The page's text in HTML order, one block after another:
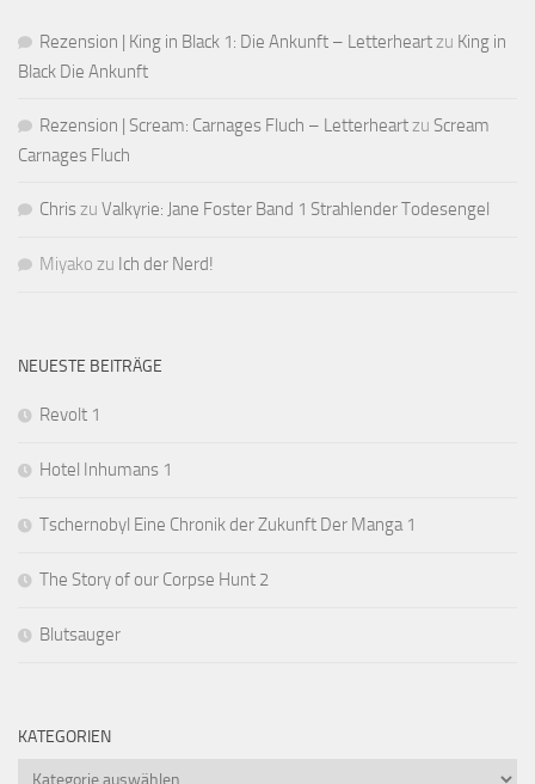
Rezension | King in Black 1: Die Ankunft – Letterheartzu King in
Black Die Ankunft
Rezension | Scream: Carnages Fluch – Letterheartzu Scream
Carnages Fluch
Chriszu Valkyrie: Jane Foster Band 1 Strahlender Todesengel
Miyako zu Ich der Nerd!
NEUESTE BEITRÄGE
Revolt 1
Hotel Inhumans 1
Tschernobyl Eine Chronik der Zukunft Der Manga 1
The Story of our Corpse Hunt 2
Blutsauger
KATEGORIEN
Kategorien